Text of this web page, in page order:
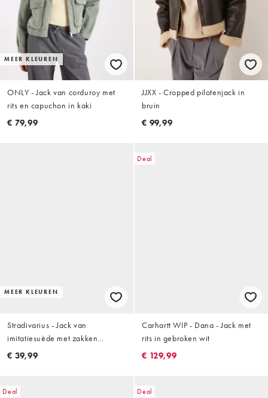
MEER KLEUREN
ONLY - Jack van corduroy met
rits en capuchon in kaki
€ 79,99
JJXX - Cropped pilotenjack in
bruin
€ 99,99
MEER KLEUREN
Stradivarius - Jack van
imitatiesuède met zakken
lichtbruin
€ 39,99
Deal
Carhartt WIP - Dana - Jack met
rits in gebroken wit
€ 129,99
Deal Deal